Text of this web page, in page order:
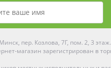
пер. Козлова, 7Г, пом. 2, 3
магазин зарегистрирован в